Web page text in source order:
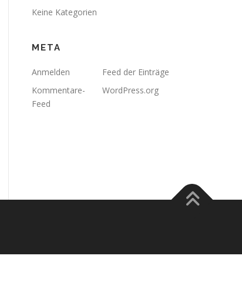
Keine Kategorien
META
Anmelden
Feed der Einträge
Kommentare-
Feed
WordPress.org